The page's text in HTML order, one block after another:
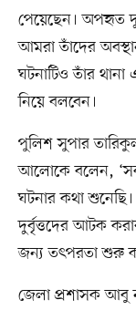
পেয়েছেন। অপহৃত
আমরা তাঁদের
ঘটনাটিও তাঁর
নিয়ে বলবেন।
পুলিশ সুপার
আলোকে বলেন,
ঘটনার কথা
দুর্বৃত্তদের আটক
জন্য তৎপরতা শুরু
জেলা প্রশাসক আবু